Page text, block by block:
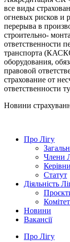
все виды
огневых рисков и
перерыва в
строительно-
ответственности
транспорта
оборудования,
правовой
страхование от
ответственности
Новини
Про Лігу
Члени
Статут
Діяльність
Новини
Вакансії
Про Лігу